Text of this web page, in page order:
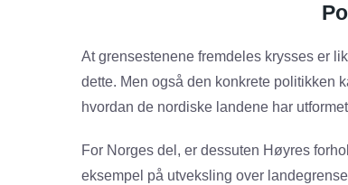
At grensestenene fremdeles krysses er
dette. Men også den konkrete politikken
hvordan de nordiske landene har
For Norges del, er dessuten Høyres
eksempel på utveksling over